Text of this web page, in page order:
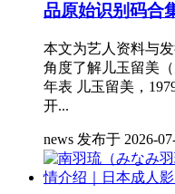
品原始识别码合
本文为艺人资料与
角度了解儿玉留美
年表 儿玉留美，
开...
news 发布于 2026-